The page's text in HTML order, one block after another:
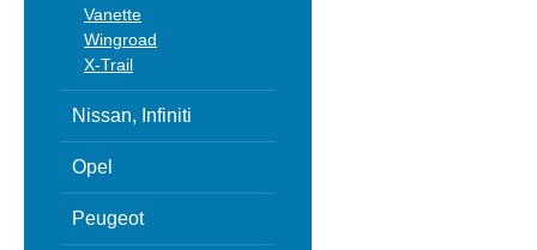
Vanette
Wingroad
X-Trail
Nissan, Infiniti
Opel
Peugeot